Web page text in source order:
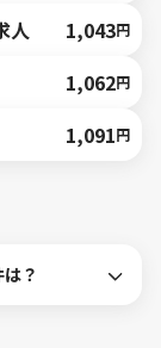
人 1,043円
1,062円
1,091円
？